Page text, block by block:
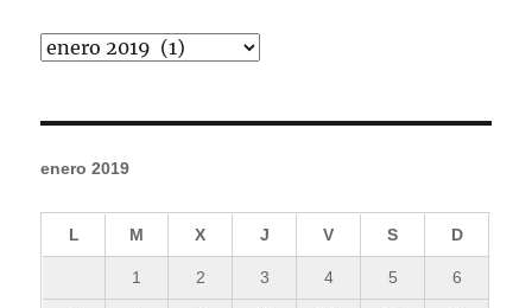
Archivos
enero 2019
L M X J V S D
1 2 3 4 5 6